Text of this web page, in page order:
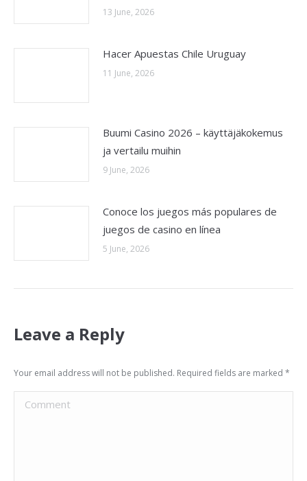
13 June, 2026
Hacer Apuestas Chile Uruguay
11 June, 2026
Buumi Casino 2026 – käyttäjäkokemus
ja vertailu muihin
9 June, 2026
Conoce los juegos más populares de
juegos de casino en línea
5 June, 2026
Leave a Reply
Your email address will not be published. Required fields are marked *
Comment